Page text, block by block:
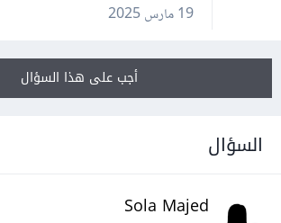
19 مارس 2025
أجب على هذا السؤال
السؤال
Sola Majed